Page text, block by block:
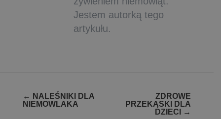
Jestem autorką tego
artykułu.
Zobacz
wpisy
← NALEŚNIKI DLA
NIEMOWLAKA
ZDROWE
PRZEKĄSKI DLA
DZIECI
→